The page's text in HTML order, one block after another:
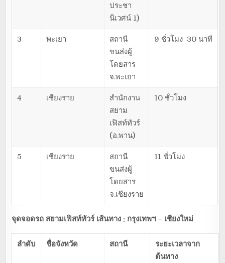
ประชา
นิเวศน์ 1)
3 พะเยา
สถานี
ขนส่งผู้
โดยสาร
จ.พะเยา
9 ชั่วโมง 30 นาที
4 เชียงราย
สำนักงาน
สยาม
เฟิสท์ทัวร์
(อ.พาน)
10 ชั่วโมง
5 เชียงราย
สถานี
ขนส่งผู้
โดยสาร
จ.เชียงราย
11 ชั่วโมง
จุดจอดรถ สยามเฟิสท์ทัวร์ เส้นทาง : กรุงเทพฯ – เชียงใหม่
ลำดับ ชื่อจังหวัด สถานี
ระยะเวลาจาก
ต้นทาง